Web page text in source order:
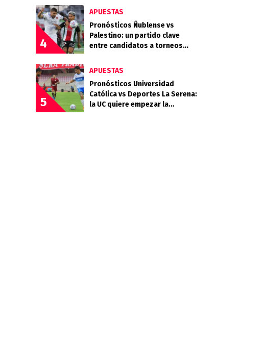
4
APUESTAS
Pronósticos Ñublense vs
Palestino: un partido clave
entre candidatos a torneos
5
APUESTAS
Pronósticos Universidad
Católica vs Deportes La Serena:
la UC quiere empezar la